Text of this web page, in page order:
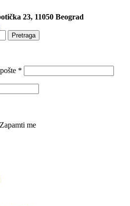
23, 11050 Beograd
Pretraga
*
Zapamti me